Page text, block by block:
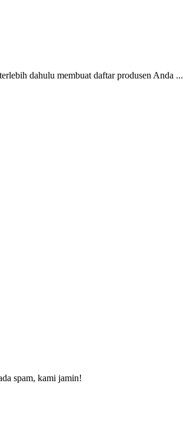
dahulu membuat daftar produsen Anda ...
spam, kami jamin!